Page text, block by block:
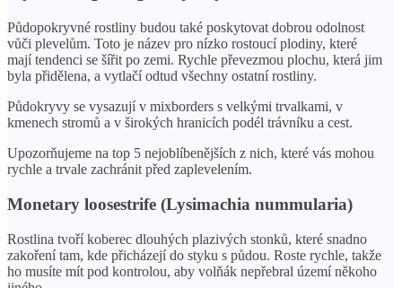
Půdopokryvné rostliny budou také poskytovat dobrou odolnost
vůči plevelům. Toto je název pro nízko rostoucí plodiny, které
mají tendenci se šířit po zemi. Rychle převezmou plochu, která jim
byla přidělena, a vytlačí odtud všechny ostatní rostliny.
Půdokryvy se vysazují v mixborders s velkými trvalkami, v
kmenech stromů a v širokých hranicích podél trávníku a cest.
Upozorňujeme na top 5 nejoblíbenějších z nich, které vás mohou
rychle a trvale zachránit před zaplevelením.
Monetary loosestrife (Lysimachia nummularia)
Rostlina tvoří koberec dlouhých plazivých stonků, které snadno
zakoření tam, kde přicházejí do styku s půdou. Roste rychle, takže
ho musíte mít pod kontrolou, aby volňák nepřebral území někoho